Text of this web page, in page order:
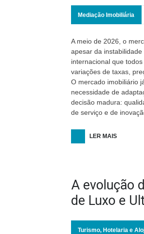
Mediação Imobiliária
A meio de 2026, o
apesar da
internacional que
variações de taxas,
O mercado imobiliário
necessidade de
decisão madura:
de serviço e de
LER MAIS
A evolução
de Luxo e
Turismo, Hotelaria e